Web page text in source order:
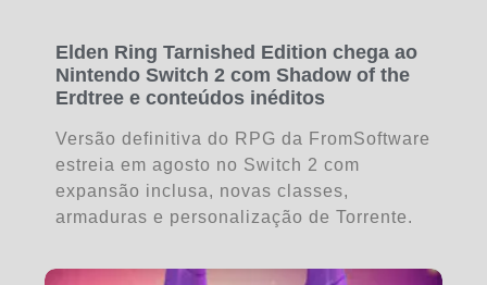
Elden Ring Tarnished Edition chega ao
Nintendo Switch 2 com Shadow of the
Erdtree e conteúdos inéditos
Versão definitiva do RPG da FromSoftware
estreia em agosto no Switch 2 com
expansão inclusa, novas classes,
armaduras e personalização de Torrente.